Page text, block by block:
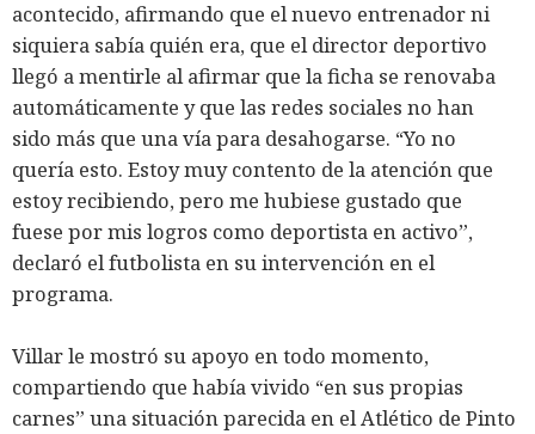
acontecido, afirmando que el nuevo entrenador ni
siquiera sabía quién era, que el director deportivo
llegó a mentirle al afirmar que la ficha se renovaba
automáticamente y que las redes sociales no han
sido más que una vía para desahogarse. “Yo no
quería esto. Estoy muy contento de la atención que
estoy recibiendo, pero me hubiese gustado que
fuese por mis logros como deportista en activo”,
declaró el futbolista en su intervención en el
programa.
Villar le mostró su apoyo en todo momento,
compartiendo que había vivido “en sus propias
carnes” una situación parecida en el Atlético de Pinto